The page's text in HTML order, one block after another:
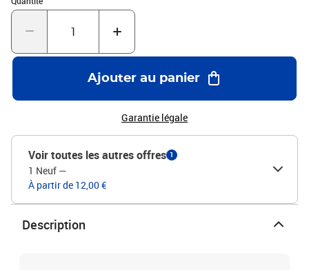
Ajouter au panier
Garantie légale
Voir toutes les autres offres 1
1 Neuf —
À partir de 12,00 €
Description